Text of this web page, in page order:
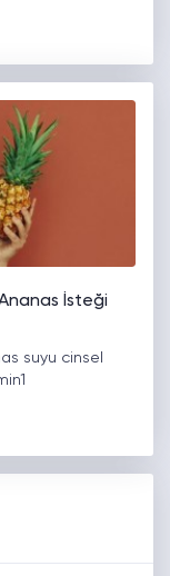
İsteği
suyu cinsel